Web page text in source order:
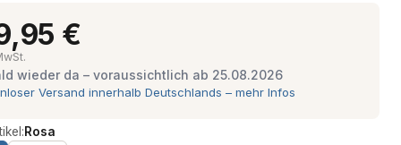
€
wieder da – voraussichtlich ab 25.08.2026
Versand innerhalb Deutschlands – mehr Infos
Rosa